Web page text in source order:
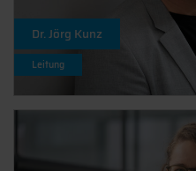
Dr. Jörg Kunz
Leitung